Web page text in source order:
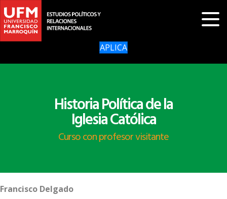
APLICA
Historia Política de la
Iglesia Católica
Curso con profesor visitante
Francisco Delgado